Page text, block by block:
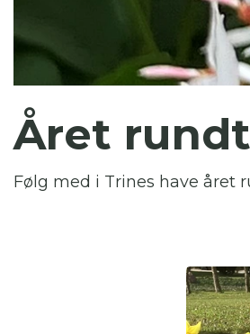
Året
Følg med i Trines have året